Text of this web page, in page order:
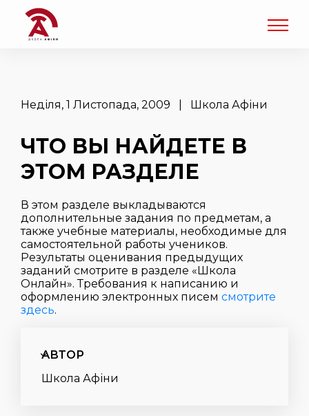
Неділя, 1 Листопада, 2009 | Школа Афіни
ЧТО ВЫ НАЙДЕТЕ В
ЭТОМ РАЗДЕЛЕ
В этом разделе выкладываются
дополнительные задания по предметам, а
также учебные материалы, необходимые для
самостоятельной работы учеников.
Результаты оценивания предыдущих
заданий смотрите в разделе «Школа
Онлайн». Требования к написанию и
оформлению электронных писем смотрите
здесь.
АВТОР
Школа Афіни